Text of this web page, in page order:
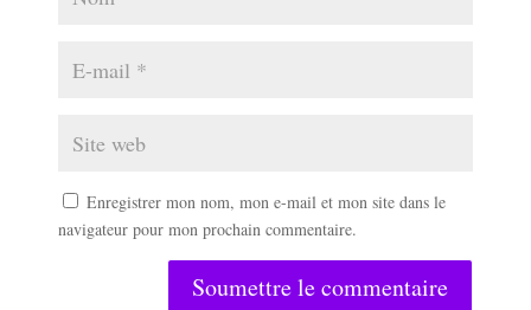
Enregistrer mon nom, mon e-mail et mon site dans le
navigateur pour mon prochain commentaire.
Soumettre le commentaire